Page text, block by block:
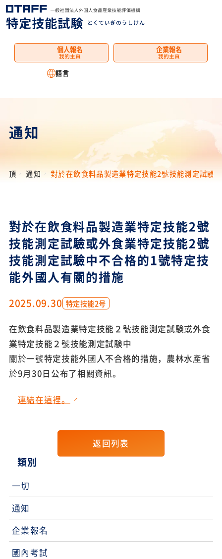
個人報名
我的主頁
企業報名
我的主頁
語言
通知
頂 通知 對於在飲食料品製造業特定技能2號技能測定試驗
對於在飲食料品製造業特定技能2號
技能測定試驗或外食業特定技能2號
技能測定試驗中不合格的1號特定技
能外國人有關的措施
2025.09.30 特定技能2号
在飲食料品製造業特定技能２號技能測定試験或外食
業特定技能２號技能測定試験中
關於一號特定技能外國人不合格的措施，農林水產省
於9月30日公布了相關資訊。
連結在這裡。
返回列表
類別
一切
通知
企業報名
國內考試